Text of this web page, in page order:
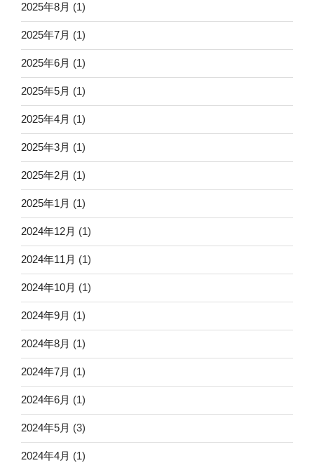
2025年8月 (1)
2025年7月 (1)
2025年6月 (1)
2025年5月 (1)
2025年4月 (1)
2025年3月 (1)
2025年2月 (1)
2025年1月 (1)
2024年12月 (1)
2024年11月 (1)
2024年10月 (1)
2024年9月 (1)
2024年8月 (1)
2024年7月 (1)
2024年6月 (1)
2024年5月 (3)
2024年4月 (1)